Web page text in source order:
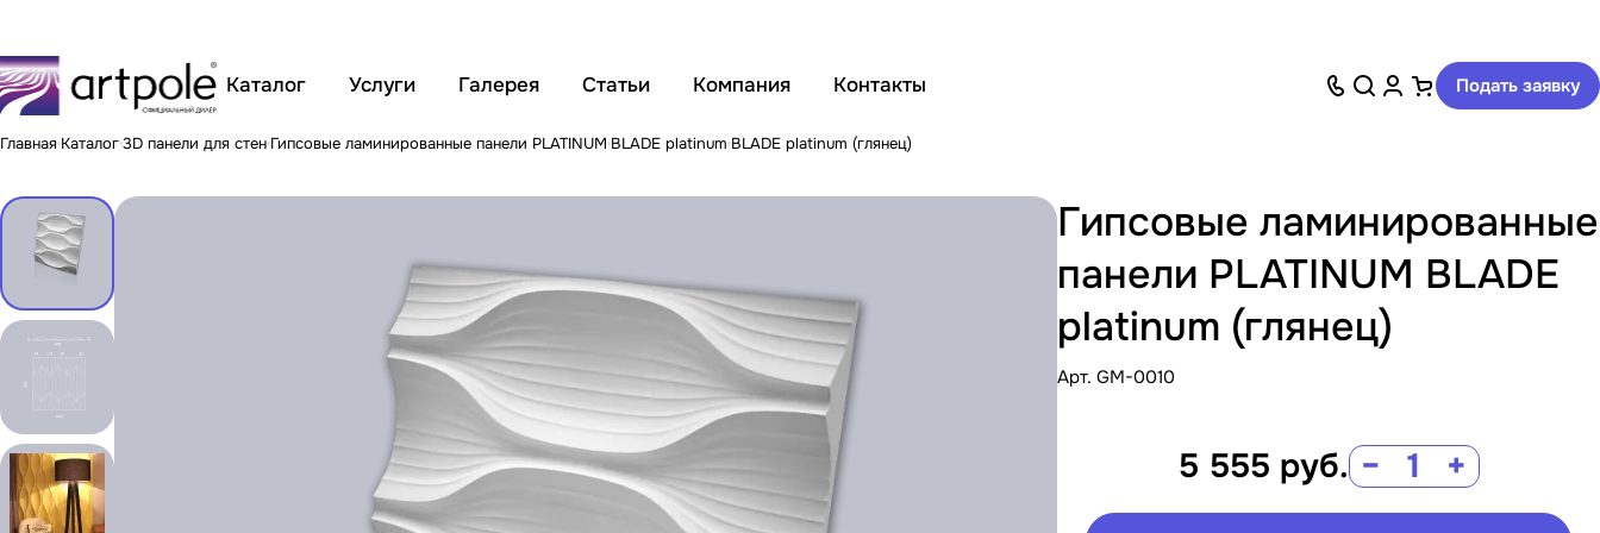
Каталог Услуги Галерея Статьи Компания Контакты Подать заявку
Главная Каталог3D панели для стен Гипсовые ламинированные панели PLATINUM BLADE platinum BLADE platinum (глянец)
Гипсовые ламинированные
панели PLATINUM BLADE
platinum (глянец)
Арт. GM-0010
5 555 руб. − +